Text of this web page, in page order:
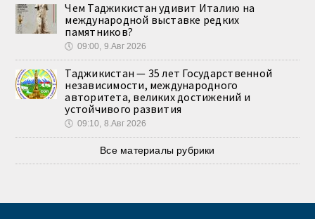
Чем Таджикистан удивит Италию на
международной выставке редких
памятников?
🕔 09:00, 9.Авг 2026
Таджикистан — 35 лет Государственной
независимости, международного
авторитета, великих достижений и
устойчивого развития
🕔 09:10, 8.Авг 2026
Все материалы рубрики